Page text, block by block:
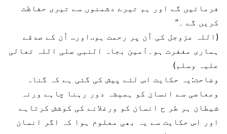
فرمائیں گے اور ہم تیرے دشمنوں سے تیری حفاظت
کریں گے ۔”
(اللہ عزوجل کی اُن پر رحمت ہو..اور.. اُن کے صدقے
ہماری مغفرت ہو۔آمین بجاہ النبی صلی اللہ تعالی
عليہ وسلم)
وضاحت:یہ حکایت اس لئے پیش کی گئی ہے کہ گناہ
ومعاصی سے انسان کو ہمیشہ دور رہنا چاہے ورنہ
شیطان ہر طر ح انسان کو ورغلانے کی کوشش کرتاہے
اور اس حکایت سے یہ بھی معلوم ہوا کہ اگر انسان